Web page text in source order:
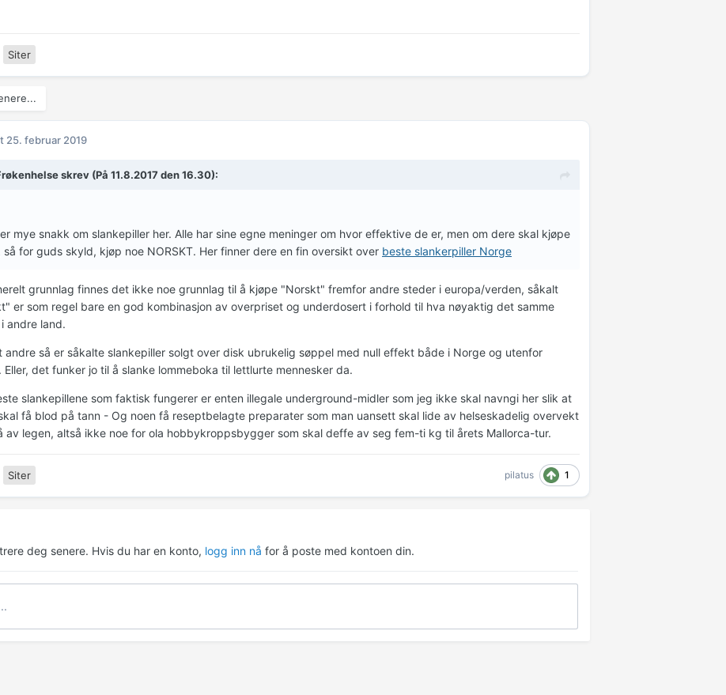
Siter
25. februar 2019
skrev (På 11.8.2017 den 16.30):
mye snakk om slankepiller her. Alle har sine egne meninger om hvor effektive de er, men om dere skal kjøpe
så for guds skyld, kjøp noe NORSKT. Her finner dere en fin oversikt over beste slankerpiller Norge
grunnlag finnes det ikke noe grunnlag til å kjøpe "Norskt" fremfor andre steder i europa/verden, såkalt
er som regel bare en god kombinasjon av overpriset og underdosert i forhold til hva nøyaktig det samme
andre land.
andre så er såkalte slankepiller solgt over disk ubrukelig søppel med null effekt både i Norge og utenfor
Eller, det funker jo til å slanke lommeboka til lettlurte mennesker da.
slankepillene som faktisk fungerer er enten illegale underground-midler som jeg ikke skal navngi her slik at
få blod på tann - Og noen få reseptbelagte preparater som man uansett skal lide av helseskadelig overvekt
av legen, altså ikke noe for ola hobbykroppsbygger som skal deffe av seg fem-ti kg til årets Mallorca-tur.
pilatus 1
Siter
deg senere. Hvis du har en konto, logg inn nå for å poste med kontoen din.